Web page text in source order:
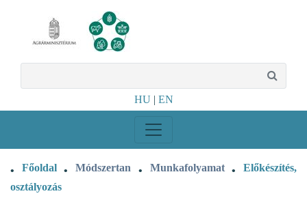
HU | EN
• Főoldal•Módszertan • Munkafolyamat•Előkészítés,
osztályozás